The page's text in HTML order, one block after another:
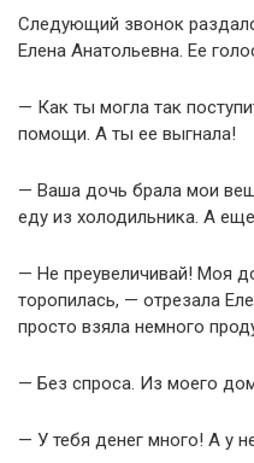
Следующий звонок
Елена Анатольевна. Ее
— Как ты могла так
помощи. А ты ее выгнала!
— Ваша дочь брала мои
еду из холодильника. А
— Не преувеличивай! Моя
торопилась, — отрезала
просто взяла немного
— Без спроса. Из моего
— У тебя денег много! А у